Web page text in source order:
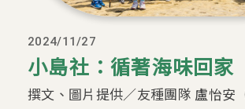
2024/11/27
小島社：循著海味回家
撰文、圖片提供／友種團隊 盧怡安